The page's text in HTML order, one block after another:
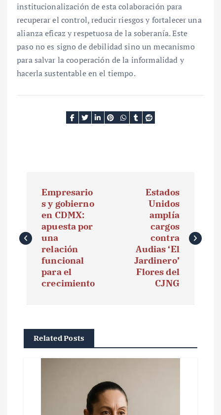
institucionalización de esta colaboración para
recuperar el control, reducir riesgos y fortalecer una
alianza eficaz y respetuosa de la soberanía. Este
paso no es signo de debilidad sino un mecanismo
para salvar la cooperación de la informalidad y
hacerla sustentable en el tiempo.
e
Empresario
s y gobierno
en CDMX:
apuesta por
una
relación
funcional
para el
crecimiento
Estados
Unidos
amplía
cargos
contra
Audias ‘El
Jardinero’
Flores del
CJNG
Related Posts